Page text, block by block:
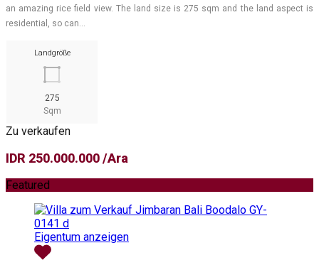
an amazing rice field view. The land size is 275 sqm and the land aspect is
residential, so can…
Landgröße
275
Sqm
Zu verkaufen
IDR 250.000.000 /Ara
Featured
Eigentum anzeigen